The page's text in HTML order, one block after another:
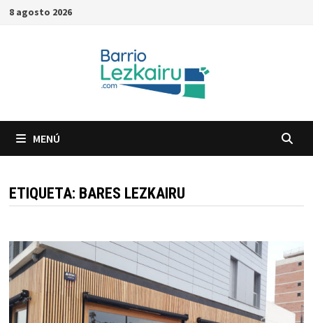
Saltar
8 agosto 2026
MENÚ
ETIQUETA: BARES LEZKAIRU